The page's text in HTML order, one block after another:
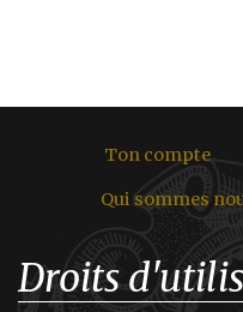
Ton compte
Qui sommes
Droits